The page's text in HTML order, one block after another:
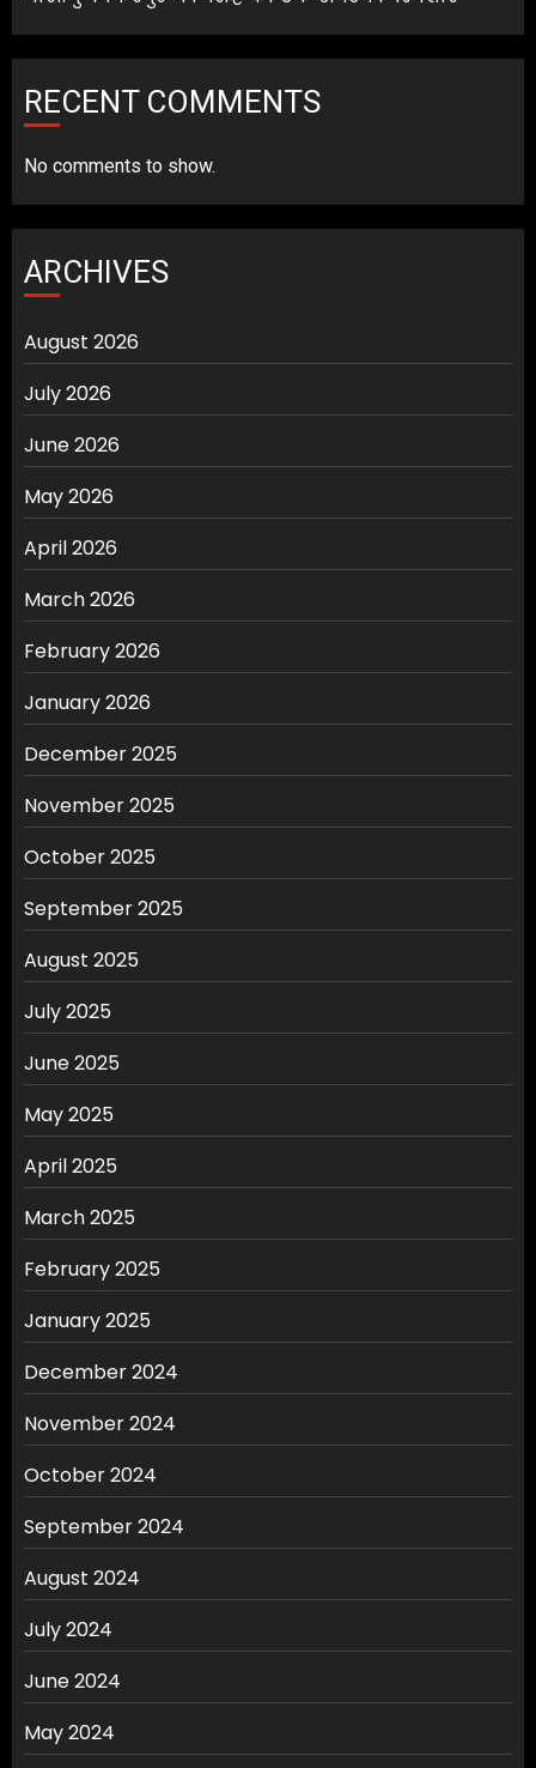
RECENT COMMENTS
No comments to show.
ARCHIVES
August 2026
July 2026
June 2026
May 2026
April 2026
March 2026
February 2026
January 2026
December 2025
November 2025
October 2025
September 2025
August 2025
July 2025
June 2025
May 2025
April 2025
March 2025
February 2025
January 2025
December 2024
November 2024
October 2024
September 2024
August 2024
July 2024
June 2024
May 2024